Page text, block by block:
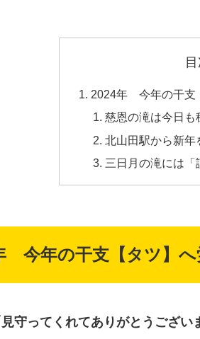
2024年 今年の干支
慈恩の滝は今日も
北山田駅から新年
三日月の滝には
今年の干支【タツ】
守ってくれてありがとうござい